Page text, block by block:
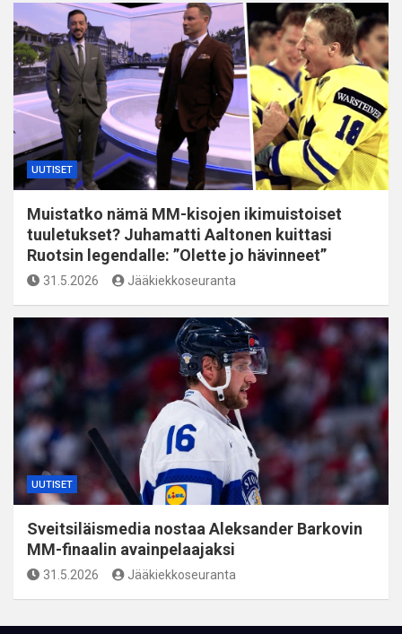
UUTISET
Muistatko nämä MM-kisojen ikimuistoiset
tuuletukset? Juhamatti Aaltonen kuittasi
Ruotsin legendalle: ”Olette jo hävinneet”
31.5.2026 Jääkiekkoseuranta
UUTISET
Sveitsiläismedia nostaa Aleksander Barkovin
MM-finaalin avainpelaajaksi
31.5.2026 Jääkiekkoseuranta